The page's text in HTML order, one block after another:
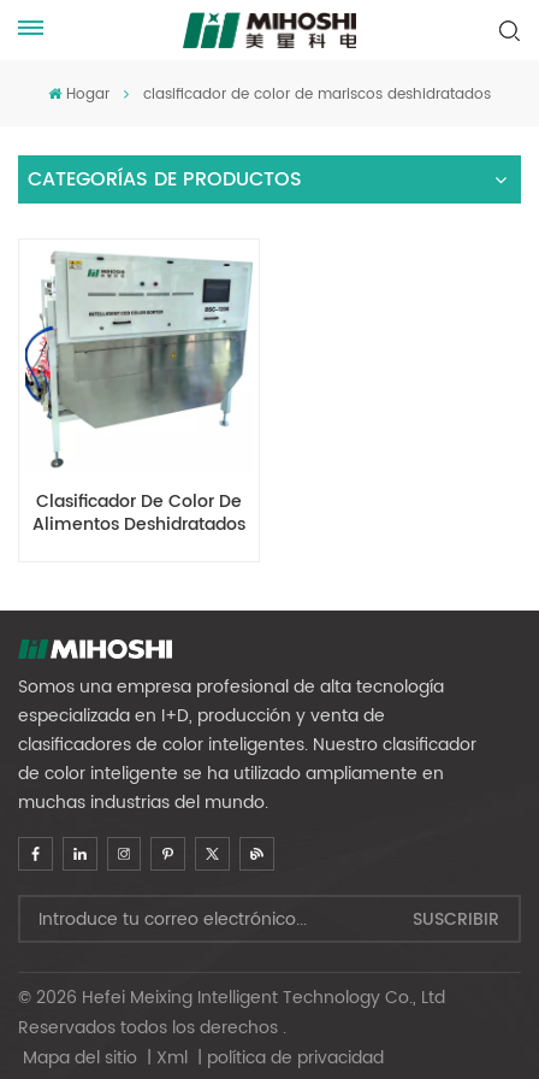
Hogar clasificador de color de mariscos deshidratados
CATEGORÍAS DE PRODUCTOS
Clasificador De Color De
Alimentos Deshidratados
Somos una empresa profesional de alta tecnología
especializada en I+D, producción y venta de
clasificadores de color inteligentes. Nuestro clasificador
de color inteligente se ha utilizado ampliamente en
muchas industrias del mundo.
© 2026 Hefei Meixing Intelligent Technology Co., Ltd
Reservados todos los derechos .
Mapa del sitio | Xml | política de privacidad